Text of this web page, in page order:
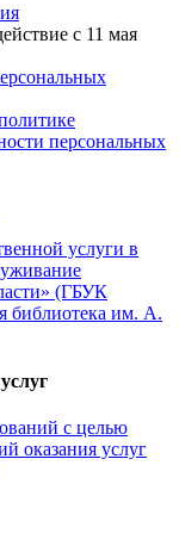
с 11 мая
персональных
услуги в
(ГБУК
библиотека им. А.
с целью
оказания услуг